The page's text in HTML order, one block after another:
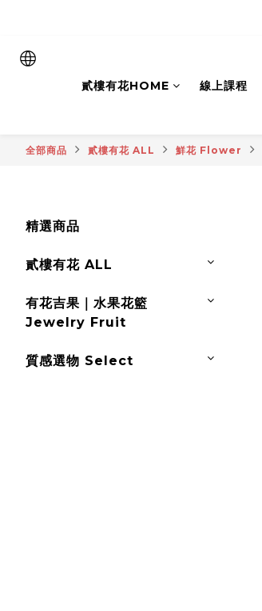
貳樓有花HOME 線上課程
全部商品 貳樓有花 ALL 鮮花 Flower
精選商品
貳樓有花 ALL
有花吉果｜水果花籃
Jewelry Fruit
質感選物 Select